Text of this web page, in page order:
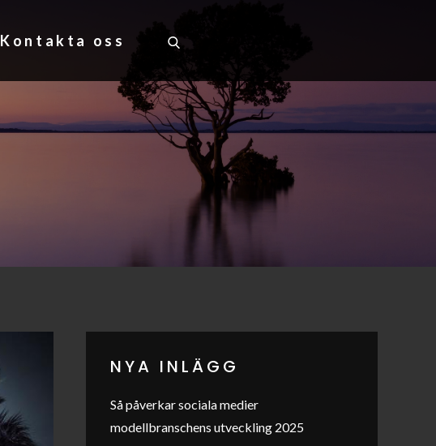
Kontakta oss
NYA INLÄGG
Så påverkar sociala medier
modellbranschens utveckling 2025